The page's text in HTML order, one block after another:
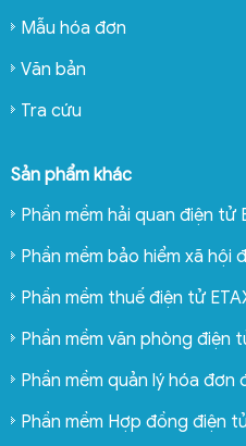
Mẫu hóa đơn
Văn bản
Tra cứu
Sản phẩm khác
Phần mềm hải quan điện tử
Phần mềm bảo hiểm xã hội
Phần mềm thuế điện tử
Phần mềm văn phòng điện
Phần mềm quản lý hóa đơn
Phần mềm Hợp đồng điện